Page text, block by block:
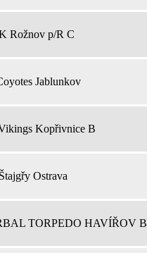
Rožnov p/R C
Jablunkov
Kopřivnice B
Ostrava
TORPEDO HAVÍŘOV B